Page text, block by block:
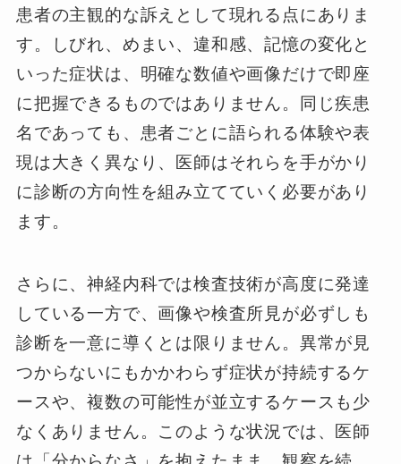
患者の主観的な訴えとして現れる点にありま
す。しびれ、めまい、違和感、記憶の変化と
いった症状は、明確な数値や画像だけで即座
に把握できるものではありません。同じ疾患
名であっても、患者ごとに語られる体験や表
現は大きく異なり、医師はそれらを手がかり
に診断の方向性を組み立てていく必要があり
ます。
さらに、神経内科では検査技術が高度に発達
している一方で、画像や検査所見が必ずしも
診断を一意に導くとは限りません。異常が見
つからないにもかかわらず症状が持続するケ
ースや、複数の可能性が並立するケースも少
なくありません。このような状況では、医師